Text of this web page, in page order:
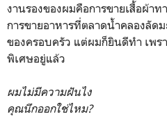
งานรองของผมคือการขายเสื้อผ้า
การขายอาหารที่ตลาดน้ำคลองลั
ของครอบครัว แต่ผมก็ยินดีทำ เพร
พิเศษอยู่แล้ว
ผมไม่มีความฝันไง
คุณนึกออกใช่ไหม?